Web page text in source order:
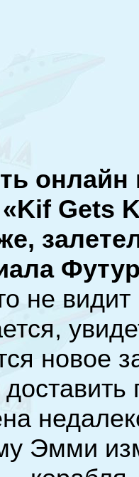
«Kif Gets
не
новое
Эмми